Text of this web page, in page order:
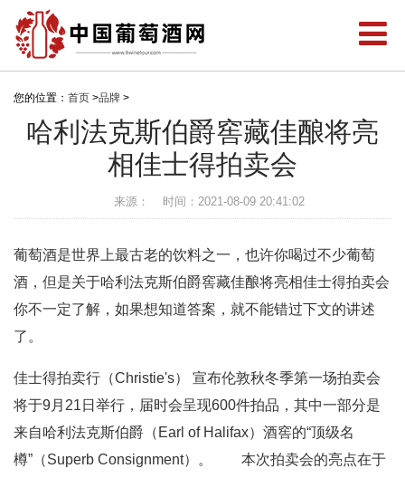
您的位置： 首页 >品牌 >
哈利法克斯伯爵窖藏佳酿将亮
相佳士得拍卖会
来源： 时间：2021-08-09 20:41:02
葡萄酒是世界上最古老的饮料之一，也许你喝过不少葡萄
酒，但是关于哈利法克斯伯爵窖藏佳酿将亮相佳士得拍卖会
你不一定了解，如果想知道答案，就不能错过下文的讲述
了。
佳士得拍卖行（Christie's） 宣布伦敦秋冬季第一场拍卖会
将于9月21日举行，届时会呈现600件拍品，其中一部分是
来自哈利法克斯伯爵（Earl of Halifax）酒窖的“顶级名
樽”（Superb Consignment）。 本次拍卖会的亮点在于